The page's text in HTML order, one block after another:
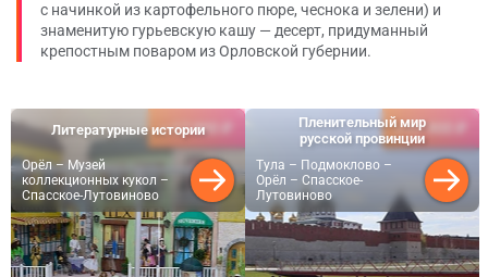
с начинкой из картофельного пюре, чеснока и зелени) и
знаменитую гурьевскую кашу — десерт, придуманный
крепостным поваром из Орловской губернии.
от17 900 ₽
Литературные истории
Орёл – Музей
коллекционных кукол –
Спасское-Лутовиново
от17 900 ₽
Пленительный мир
русской провинции
Тула – Подмоклово –
Орёл – Спасское-
Лутовиново